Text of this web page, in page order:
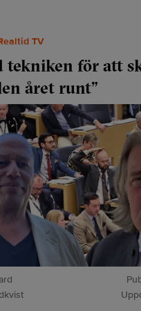
TV
tekniken för att
året runt”